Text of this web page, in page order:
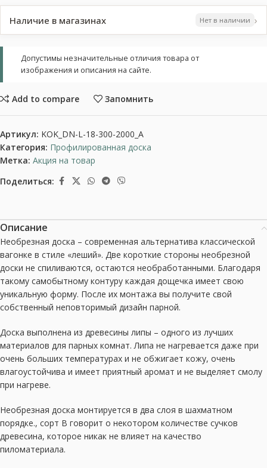
Наличие в магазинах Нет в наличии ›
Допустимы незначительные отличия товара от
изображения и описания на сайте.
Add to compare Запомнить
Артикул: KOK_DN-L-18-300-2000_A
Категория: Профилированная доска
Метка: Акция на товар
Поделиться:
Описание
Необрезная доска – современная альтернатива классической
вагонке в стиле «леший». Две короткие стороны необрезной
доски не спиливаются, остаются необработанными. Благодаря
такому самобытному контуру каждая дощечка имеет свою
уникальную форму. После их монтажа вы получите свой
собственный неповторимый дизайн парной.
Доска выполнена из древесины липы – одного из лучших
материалов для парных комнат. Липа не нагревается даже при
очень больших температурах и не обжигает кожу, очень
влагоустойчива и имеет приятный аромат и не выделяет смолу
при нагреве.
Необрезная доска монтируется в два слоя в шахматном
порядке., сорт В говорит о некотором количестве сучков
древесина, которое никак не влияет на качество
пиломатериала.